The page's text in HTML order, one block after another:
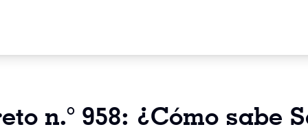
n.° 958: ¿Cómo sabe